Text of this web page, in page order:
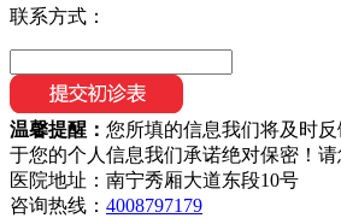
联系方式：
温馨提醒： 您所填的信息我们将及时
于您的个人信息我们承诺绝对保密！
医院地址：南宁秀厢大道东段10号
咨询热线： 4008797179